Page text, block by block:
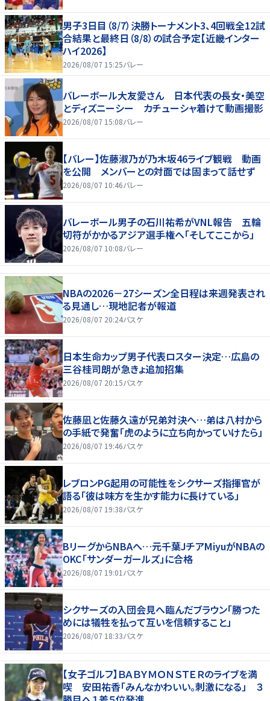
男子3日目（8/7）決勝トーナメント3、4回戦全12試
合結果と最終日（8/8）の試合予定【近畿インター
ハイ2026】
2026/08/07 15:25バレー
バレーボール大友愛さん 日本代表の長女・美空
とディズニーシー カチューシャ着けて動画撮影
2026/08/07 15:08バレー
【バレー】佐藤淑乃が乃木坂46ライブ観戦 動画
を公開 メンバーとの対面では固まって話せず
2026/08/07 10:46バレー
バレーボール男子の石川祐希がVNL報告 五輪
切符がかかるアジア選手権へ「そしてここから」
2026/08/07 10:08バレー
NBAの2026－27シーズン全日程は来週発表され
る見通し…現地記者が報道
2026/08/07 20:24バスケ
日本生命カップ男子代表ロスター決定…広島の
三谷桂司朗が急きょ追加招集
2026/08/07 20:15バスケ
佐藤凪と佐藤久遠が兄弟対決へ…弟は八村から
の手紙で発奮「虎のように立ち向かっていけたら」
2026/08/07 19:46バスケ
レブロンPG起用の可能性をシクサーズ指揮官が
語る「彼は味方を生かす能力に長けている」
2026/08/07 19:38バスケ
BリーグからNBAへ…元千葉JチアMiyuがNBAの
OKC「サンダーガールズ」に合格
2026/08/07 19:01 バスケ
シクサーズの入団会見へ臨んだブラウン「勝つた
めには犠牲を払って互いを信頼すること」
2026/08/07 18:33バスケ
【女子ゴルフ】ＢＡＢＹＭＯＮＳＴＥＲのライブを満
喫 安田祐香「みんなかわいい。刺激になる」 ３